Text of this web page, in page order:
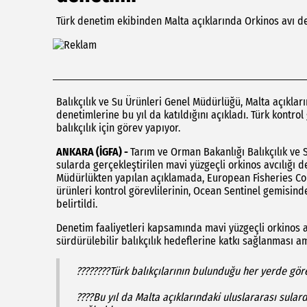
Türk denetim ekibinden Malta açıklarında Orkinos avı
Balıkçılık ve Su Ürünleri Genel Müdürlüğü, Malta
denetimlerine bu yıl da katıldığını açıkladı. Türk
balıkçılık için görev yapıyor.
ANKARA (İGFA) -Tarım ve Orman Bakanlığı Balıkçılık
sularda gerçekleştirilen mavi yüzgeçli orkinos avcılığı
Müdürlükten yapılan açıklamada, European Fisheries
ürünleri kontrol görevlilerinin, Ocean Sentinel
belirtildi.
Denetim faaliyetleri kapsamında mavi yüzgeçli orkinos
sürdürülebilir balıkçılık hedeflerine katkı sağlanması
????????Türk balıkçılarının bulunduğu her yerde
????Bu yıl da Malta açıklarındaki uluslararası